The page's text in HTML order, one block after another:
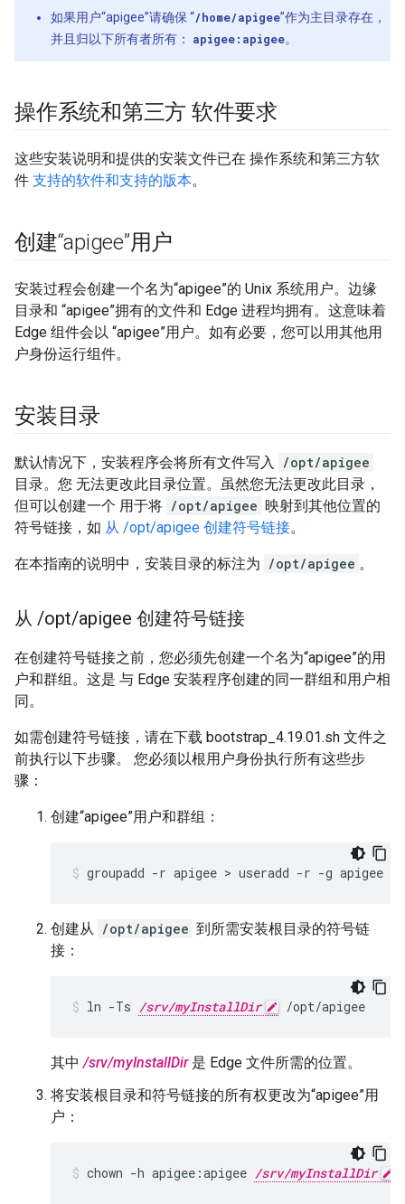
如果用户“apigee”请确保 “/home/apigee”作为主目录存在，
并且归以下所有者所有： apigee:apigee。
操作系统和第三方 软件要求
这些安装说明和提供的安装文件已在 操作系统和第三方软
件 支持的软件和支持的版本。
创建“apigee”用户
安装过程会创建一个名为“apigee”的 Unix 系统用户。边缘
目录和 “apigee”拥有的文件和 Edge 进程均拥有。这意味着
Edge 组件会以 “apigee”用户。如有必要，您可以用其他用
户身份运行组件。
安装目录
默认情况下，安装程序会将所有文件写入
/opt/apigee
目录。您 无法更改此目录位置。虽然您无法更改此目录，
但可以创建一个 用于将 /opt/apigee 映射到其他位置的
符号链接，如 从 /opt/apigee 创建符号链接。
在本指南的说明中，安装目录的标注为 /opt/apigee 。
从 /opt/apigee 创建符号链接
在创建符号链接之前，您必须先创建一个名为“apigee”的用
户和群组。这是 与 Edge 安装程序创建的同一群组和用户相
同。
如需创建符号链接，请在下载 bootstrap_4.19.01.sh 文件之
前执行以下步骤。 您必须以根用户身份执行所有这些步
骤：
创建“apigee”用户和群组：
groupadd -r apigee > useradd -r -g apigee
创建从 /opt/apigee 到所需安装根目录的符号链
接：
ln -Ts /srv/myInstallDir /opt/apigee
其中/srv/myInstallDir是 Edge 文件所需的位置。
将安装根目录和符号链接的所有权更改为“apigee”用
户：
chown -h apigee:apigee /srv/myInstallDir